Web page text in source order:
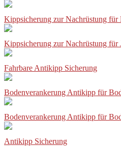
Kippsicherung zur Nachrüstung für
Kippsicherung zur Nachrüstung für
Fahrbare Antikipp Sicherung
Bodenverankerung Antikipp für
Bodenverankerung Antikipp für
Antikipp Sicherung